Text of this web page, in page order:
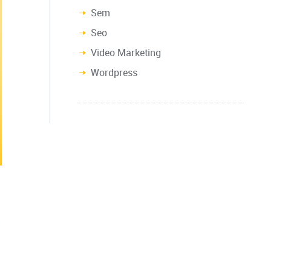
Sem
Seo
Video Marketing
Wordpress